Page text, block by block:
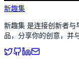
新趣集
新趣集 是连接创新者与
品，分享你的创意，并